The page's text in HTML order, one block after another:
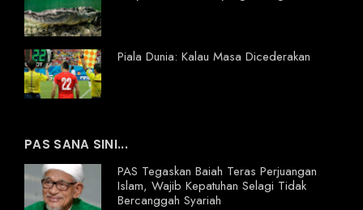
Piala Dunia: Kalau Masa Dicederakan
PAS SANA SINI...
PAS Tegaskan Baiah Teras Perjuangan
Islam, Wajib Kepatuhan Selagi Tidak
Bercanggah Syariah